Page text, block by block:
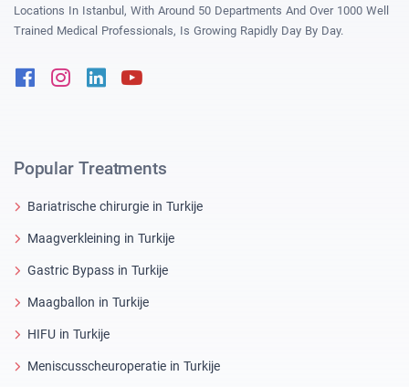
Locations In Istanbul, With Around 50 Departments And Over 1000 Well
Trained Medical Professionals, Is Growing Rapidly Day By Day.
FacebookInstagram
Linkedin
Popular Treatments
Bariatrische chirurgie in Turkije
Maagverkleining in Turkije
Gastric Bypass in Turkije
Maagballon in Turkije
HIFU in Turkije
Meniscusscheuroperatie in Turkije